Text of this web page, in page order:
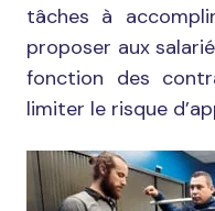
tâches à
proposer aux
fonction des
limiter le risque